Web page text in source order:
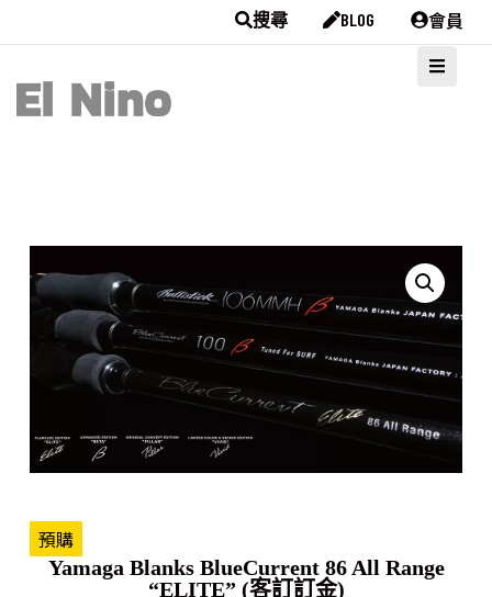
搜尋 BLOG 會員
預購
Yamaga Blanks BlueCurrent 86 All Range
“ELITE” (客訂訂金)